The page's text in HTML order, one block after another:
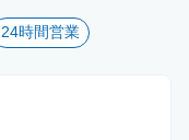
24時間営業